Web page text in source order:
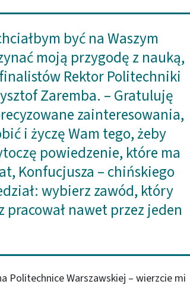
być na Waszym
moją przygodę z nauką,
Rektor Politechniki
Zaremba. – Gratuluję
zainteresowania,
i życzę Wam tego, żeby
powiedzenie, które ma
Konfucjusza – chińskiego
wybierz zawód, który
pracował nawet przez jeden
Politechnice Warszawskiej – wierzcie mi